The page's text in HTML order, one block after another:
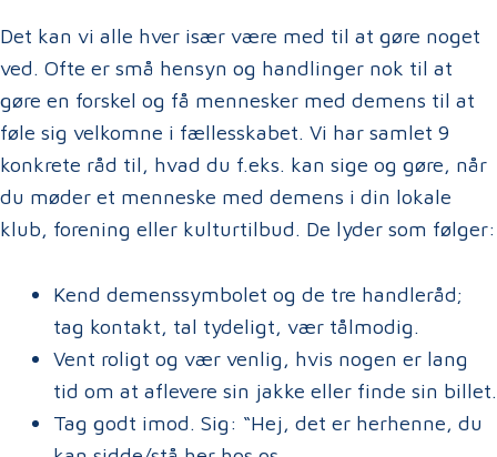
Det kan vi alle hver især være med til at gøre noget
ved. Ofte er små hensyn og handlinger nok til at
gøre en forskel og få mennesker med demens til at
føle sig velkomne i fællesskabet. Vi har samlet 9
konkrete råd til, hvad du f.eks. kan sige og gøre, når
du møder et menneske med demens i din lokale
klub, forening eller kulturtilbud. De lyder som følger:
Kend demenssymbolet og de tre handleråd;
tag kontakt, tal tydeligt, vær tålmodig.
Vent roligt og vær venlig, hvis nogen er lang
tid om at aflevere sin jakke eller finde sin billet.
Tag godt imod. Sig: “Hej, det er herhenne, du